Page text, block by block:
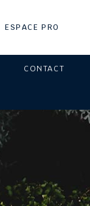
ESPACE PRO
CONTACT